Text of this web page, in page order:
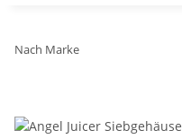
Nach Marke